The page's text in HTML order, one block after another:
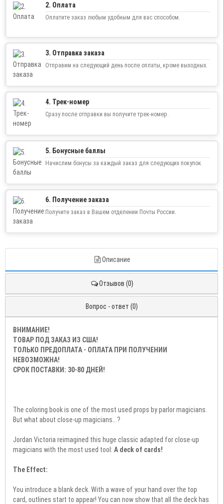
2. Оплата
Оплатите заказ любым удобным для вас способом.
3. Отправка заказа
Отправим на следующий день после оплаты, кроме выходных.
4. Трек-номер
Сразу после отправки вы получите трек-номер.
5. Бонусные баллы
Начислим бонусы за каждый заказ для следующих покупок.
6. Получение заказа
Получите заказ в Вашем отделении Почты России.
Описание
Отзывов (0)
Вопрос - ответ (0)
ВНИМАНИЕ!
ТОВАР ПОД ЗАКАЗ ИЗ США!
ТОЛЬКО ПРЕДОПЛАТА - ОПЛАТА ПРИ ПОЛУЧЕНИИ
НЕВОЗМОЖНА!
СРОК ПОСТАВКИ: 30-80 ДНЕЙ!
The coloring book is one of the most used props by parlor magicians.
But what about close-up magicians...?
Jordan Victoria reimagined this huge classic adapted for close-up
magicians with the most used tool: A deck of cards!
The Effect:
You introduce a blank deck. With a wave of your hand over the top
card, outlines start to appear! You can now show that all the deck has